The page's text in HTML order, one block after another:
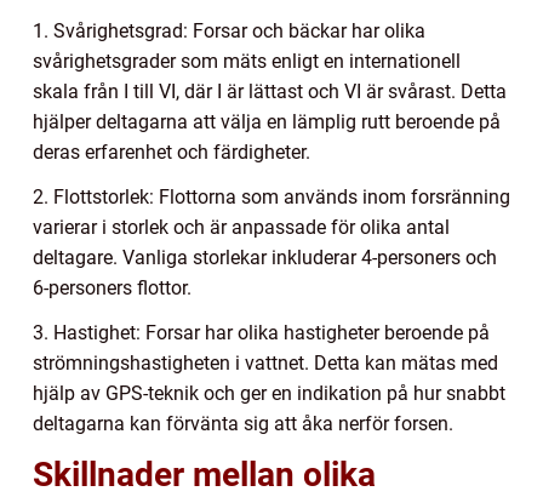
1. Svårighetsgrad: Forsar och bäckar har olika
svårighetsgrader som mäts enligt en internationell
skala från I till VI, där I är lättast och VI är svårast. Detta
hjälper deltagarna att välja en lämplig rutt beroende på
deras erfarenhet och färdigheter.
2. Flottstorlek: Flottorna som används inom forsränning
varierar i storlek och är anpassade för olika antal
deltagare. Vanliga storlekar inkluderar 4-personers och
6-personers flottor.
3. Hastighet: Forsar har olika hastigheter beroende på
strömningshastigheten i vattnet. Detta kan mätas med
hjälp av GPS-teknik och ger en indikation på hur snabbt
deltagarna kan förvänta sig att åka nerför forsen.
Skillnader mellan olika